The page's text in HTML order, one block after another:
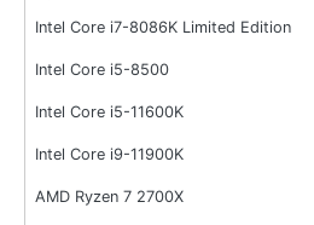
Intel Core i7-8086K Limited Edition
Intel Core i5-8500
Intel Core i5-11600K
Intel Core i9-11900K
AMD Ryzen 7 2700X